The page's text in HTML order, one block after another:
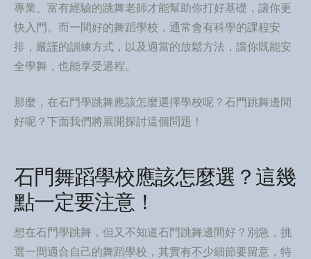
專業、富有經驗的跳舞老師才能幫助你打好基礎，讓你更
快入門。而一間好的舞蹈學校，通常會有科學的課程安
排，嚴謹的訓練方式，以及適當的放鬆方法，讓你既能安
全學舞，也能享受過程。
那麼，在石門學跳舞應該怎麼選擇學校呢？石門跳舞邊間
好呢？下面我們將展開探討這個問題！
石門舞蹈學校應該怎麼選？這幾
點一定要注意！
想在石門學跳舞，但又不知道石門跳舞邊間好？別急，挑
選一間適合自己的舞蹈學校，其實有不少細節要留意，特